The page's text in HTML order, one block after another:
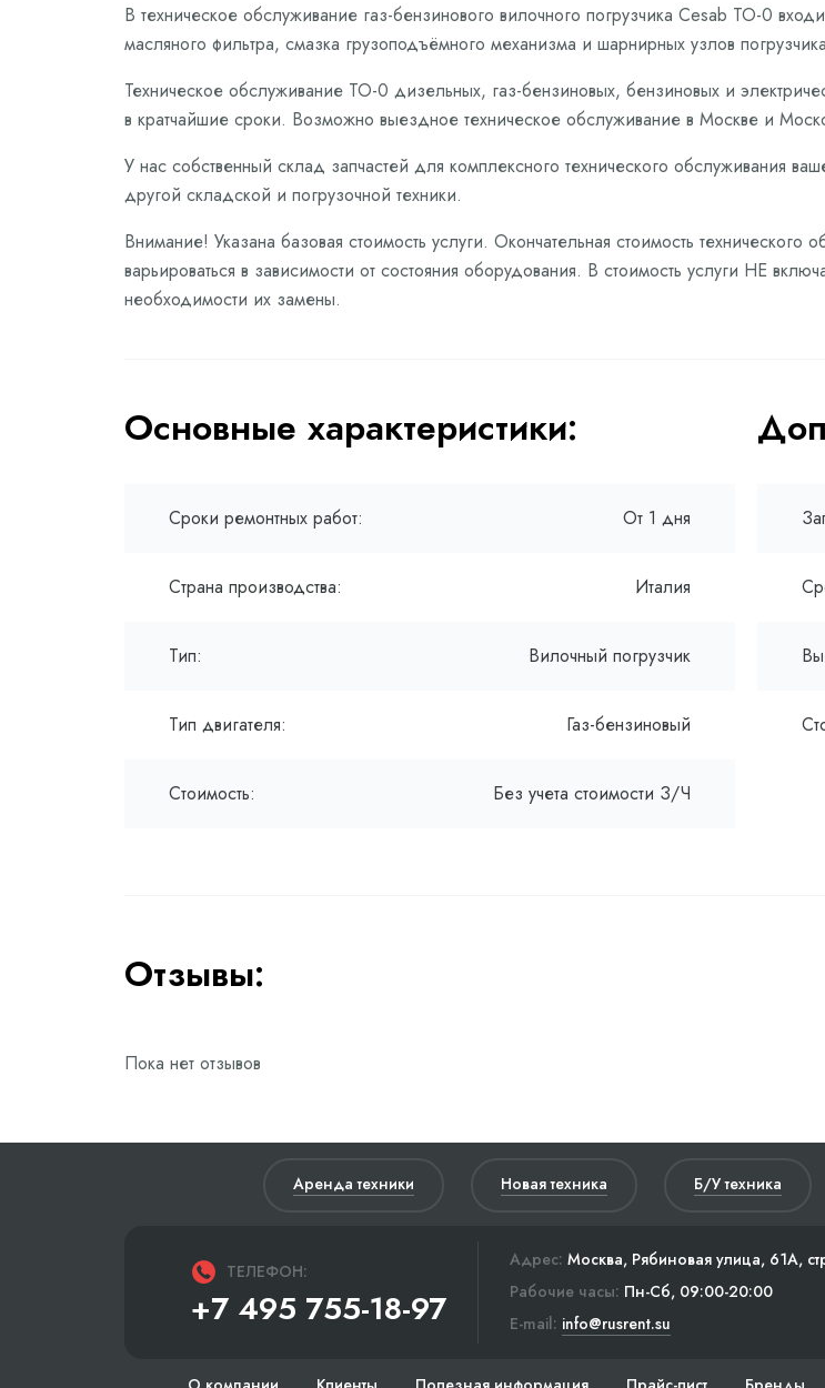
В техническое обслуживание газ-бензинового вилочного погрузчика Cesab ТО-0
масляного фильтра, смазка грузоподъёмного механизма и шарнирных узлов
Техническое обслуживание ТО-0 дизельных, газ-бензиновых, бензиновых и
в кратчайшие сроки. Возможно выездное техническое обслуживание в Москве и
У нас собственный склад запчастей для комплексного технического обслуживания
другой складской и погрузочной техники.
Внимание! Указана базовая стоимость услуги. Окончательная стоимость
варьироваться в зависимости от состояния оборудования. В стоимость услуги НЕ
необходимости их замены.
Основные характеристики:
Сроки ремонтных работ: От 1 дня
Страна производства: Италия
Тип: Вилочный погрузчик
Тип двигателя: Газ-бензиновый
Стоимость: Без учета стоимости З/Ч
Отзывы:
Пока нет отзывов
Аренда техники Новая техника Б/У техника
ТЕЛЕФОН:
+7 495 755-18-97
Адрес: Москва, Рябиновая улица, 61А,
Рабочие часы: Пн-Сб, 09:00-20:00
E-mail: info@rusrent.su